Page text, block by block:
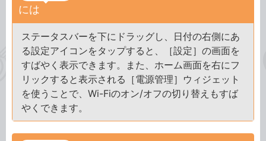
には
ステータスバーを下にドラッグし、日付の右側にあ
る設定アイコンをタップすると、［設定］の画面を
すばやく表示できます。また、ホーム画面を右にフ
リックすると表示される［電源管理］ウィジェット
を使うことで、Wi-Fiのオン/オフの切り替えもすば
やくできます。